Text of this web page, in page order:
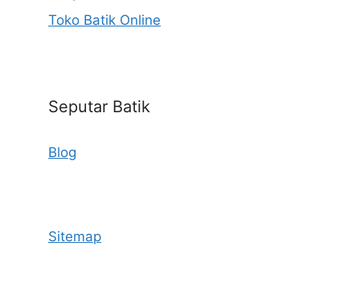
Toko Batik Online
Seputar Batik
Blog
Sitemap